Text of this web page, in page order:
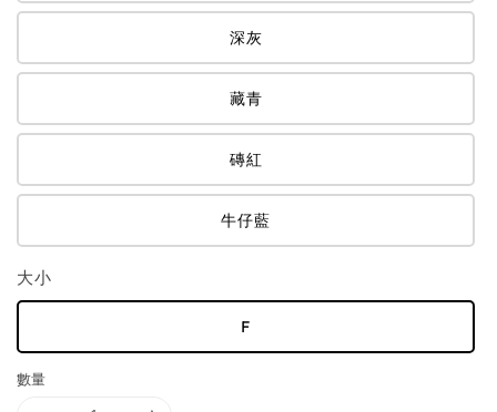
深灰
藏青
磚紅
牛仔藍
大小
F
數量